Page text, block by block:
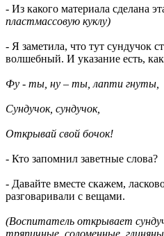
- Из какого материала сделана
пластмассовую куклу)
- Я заметила, что тут сундучок
волшебный. И указание есть,
Фу - ты, ну – ты, лапти гнуты,
Сундучок, сундучок,
Открывай свой бочок!
- Кто запомнил заветные слова?
- Давайте вместе скажем,
разговаривали с вещами.
(Воспитатель открывает
тряпичные, соломенные,